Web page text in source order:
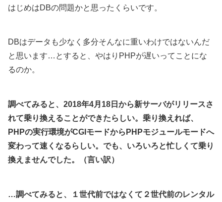
はじめはDBの問題かと思ったくらいです。
DBはデータも少なく多分そんなに重いわけではないんだ
と思います…とすると、やはりPHPが遅いってことにな
るのか。
調べてみると、2018年4月18日から新サーバがリリースさ
れて乗り換えることができたらしい。乗り換えれば、
PHPの実行環境がCGIモードからPHPモジュールモードへ
変わって速くなるらしい。でも、いろいろと忙しくて乗り
換えませんでした。（言い訳）
…調べてみると、１世代前ではなくて２世代前のレンタル